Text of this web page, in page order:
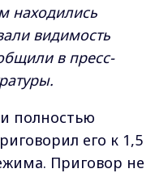
находились
видимость
в пресс-
полностью
его к 1,5
Приговор не